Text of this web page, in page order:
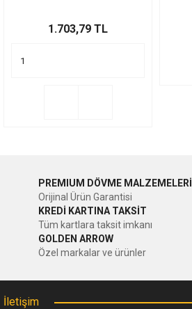
1.703,79 TL
PREMIUM DÖVME MALZEMELERİ
Orijinal Ürün Garantisi
KREDİ KARTINA TAKSİT
Tüm kartlara taksit imkanı
GOLDEN ARROW
Özel markalar ve ürünler
İletişim